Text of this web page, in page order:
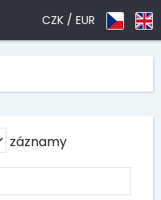
CZK / EUR
záznamy